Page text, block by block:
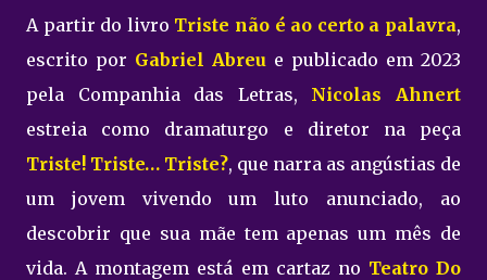
A partir do livro Triste não é ao certo a palavra,
escrito por Gabriel Abreu e publicado em 2023
pela Companhia das Letras, Nicolas Ahnert
estreia como dramaturgo e diretor na peça
Triste! Triste… Triste?, que narra as angústias de
um jovem vivendo um luto anunciado, ao
descobrir que sua mãe tem apenas um mês de
vida. A montagem está em cartaz no Teatro Do